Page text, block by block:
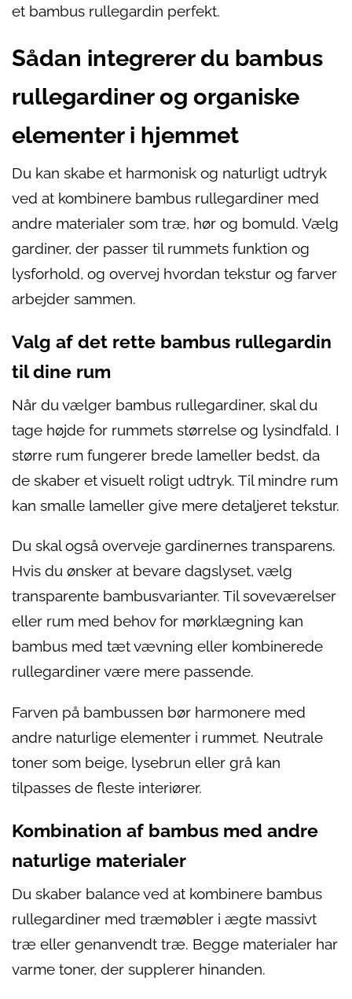
et bambus rullegardin perfekt.
Sådan integrerer du bambus
rullegardiner og organiske
elementer i hjemmet
Du kan skabe et harmonisk og naturligt udtryk
ved at kombinere bambus rullegardiner med
andre materialer som træ, hør og bomuld. Vælg
gardiner, der passer til rummets funktion og
lysforhold, og overvej hvordan tekstur og farver
arbejder sammen.
Valg af det rette bambus rullegardin
til dine rum
Når du vælger bambus rullegardiner, skal du
tage højde for rummets størrelse og lysindfald. I
større rum fungerer brede lameller bedst, da
de skaber et visuelt roligt udtryk. Til mindre rum
kan smalle lameller give mere detaljeret tekstur.
Du skal også overveje gardinernes transparens.
Hvis du ønsker at bevare dagslyset, vælg
transparente bambusvarianter. Til soveværelser
eller rum med behov for mørklægning kan
bambus med tæt vævning eller kombinerede
rullegardiner være mere passende.
Farven på bambussen bør harmonere med
andre naturlige elementer i rummet. Neutrale
toner som beige, lysebrun eller grå kan
tilpasses de fleste interiører.
Kombination af bambus med andre
naturlige materialer
Du skaber balance ved at kombinere bambus
rullegardiner med træmøbler i ægte massivt
træ eller genanvendt træ. Begge materialer har
varme toner, der supplerer hinanden.